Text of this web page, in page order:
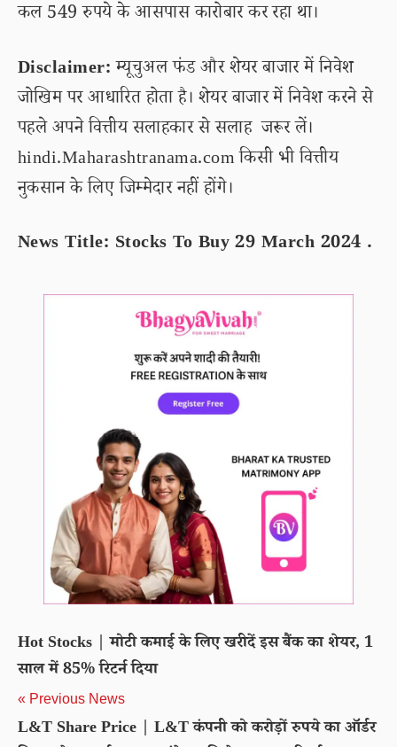
कल 549 रुपये के आसपास कारोबार कर रहा था।
Disclaimer:म्यूचुअल फंड और शेयर बाजार में निवेश
जोखिम पर आधारित होता है। शेयर बाजार में निवेश करने से
पहले अपने वित्तीय सलाहकार से सलाह जरूर लें।
hindi.Maharashtranama.com किसी भी वित्तीय
नुकसान के लिए जिम्मेदार नहीं होंगे।
News Title: Stocks To Buy 29 March 2024 .
Hot Stocks | मोटी कमाई के लिए खरीदें इस बैंक का शेयर, 1
साल में 85% रिटर्न दिया
« Previous News
L&T Share Price | L&T कंपनी को करोड़ों रुपये का ऑर्डर